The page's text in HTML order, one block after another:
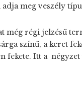
meg veszély
még régi jelzésű
színű, a keret
fekete. Itt a